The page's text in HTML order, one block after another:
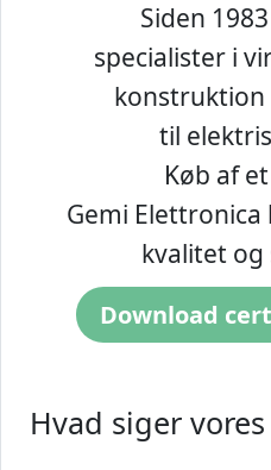
Siden
specialister i
til
Køb af
Gemi
kvalitet og
Download
Hvad siger